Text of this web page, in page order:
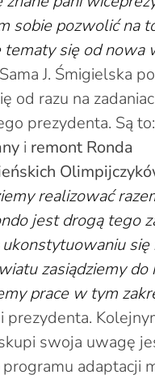
sobie pozwolić na
się od nowa
J. Śmigielska
od razu na
prezydenta. Są to:
i remont Ronda
realizować
jest drogą tego
ukonstytuowaniu
zasiądziemy
prace w tym
prezydenta.
swoja uwagę
adaptacji